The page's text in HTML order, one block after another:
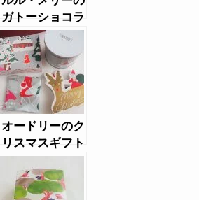
RURU
MARY’S（ルル
メリー）のお花
のディグレとシ
ョコラサブレを
お取り寄せ